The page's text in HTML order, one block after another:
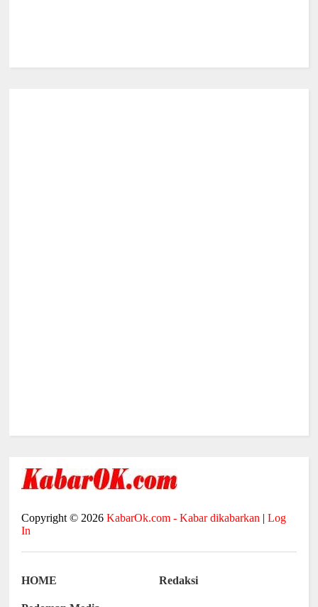
Copyright © 2026KabarOk.com - Kabar dikabarkan |Log
In
HOME Redaksi